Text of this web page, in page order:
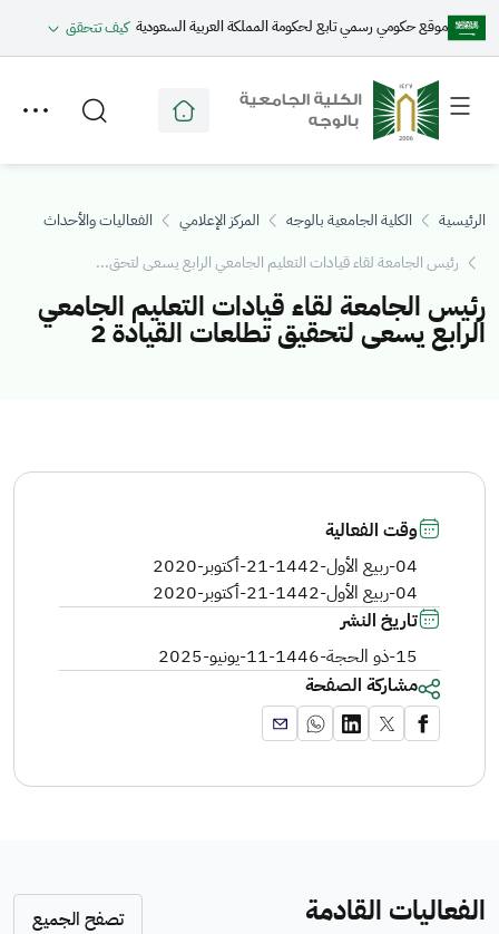
موقع حكومي رسمي تابع لحكومة المملكة العربية السعودية كيف تتحقق
Toggle
menu
Toggle
secondary
menu
الرئيسية الكلية الجامعية بالوجه المركز الإعلامي
الفعاليات والأحداث
رئيس الجامعة لقاء قيادات التعليم الجامعي الرابع يسعى لتحق...
رئيس الجامعة لقاء قيادات التعليم الجامعي
الرابع يسعى لتحقيق تطلعات القيادة 2
وقت الفعالية
04-ربيع الأول-1442
-21-أكتوبر-2020
04-ربيع الأول-1442
-21-أكتوبر-2020
تاريخ النشر
15-ذو الحجة-1446
-11-يونيو-2025
مشاركة الصفحة
الفعاليات القادمة تصفح الجميع